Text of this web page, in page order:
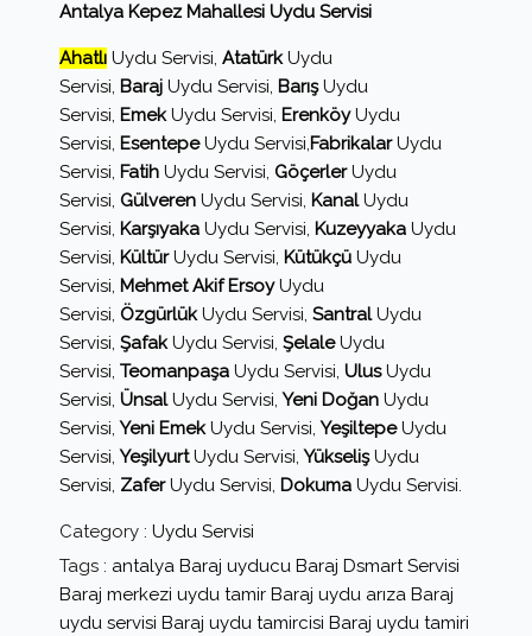
Antalya Kepez Mahallesi Uydu Servisi
Ahatlı Uydu Servisi,AtatürkUydu
Servisi, Baraj Uydu Servisi, BarışUydu
Servisi, EmekUydu Servisi, ErenköyUydu
Servisi, EsentepeUydu Servisi,FabrikalarUydu
Servisi, Fatih Uydu Servisi, GöçerlerUydu
Servisi, Gülveren Uydu Servisi, KanalUydu
Servisi, Karşıyaka Uydu Servisi, Kuzeyyaka Uydu
Servisi, KültürUydu Servisi, Kütükçü Uydu
Servisi, Mehmet Akif ErsoyUydu
Servisi, ÖzgürlükUydu Servisi,SantralUydu
Servisi,ŞafakUydu Servisi,ŞelaleUydu
Servisi,Teomanpaşa Uydu Servisi,UlusUydu
Servisi,ÜnsalUydu Servisi,Yeni Doğan Uydu
Servisi,Yeni EmekUydu Servisi,YeşiltepeUydu
Servisi,YeşilyurtUydu Servisi,YükselişUydu
Servisi, ZaferUydu Servisi, Dokuma Uydu Servisi.
Category : Uydu Servisi
Tags : antalya Baraj uyducu Baraj Dsmart Servisi
Baraj merkezi uydu tamir Baraj uydu arıza Baraj
uydu servisi Baraj uydu tamircisi Baraj uydu tamiri